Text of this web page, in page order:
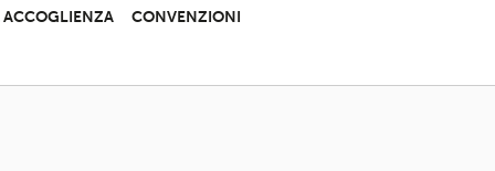
ACCOGLIENZA CONVENZIONI